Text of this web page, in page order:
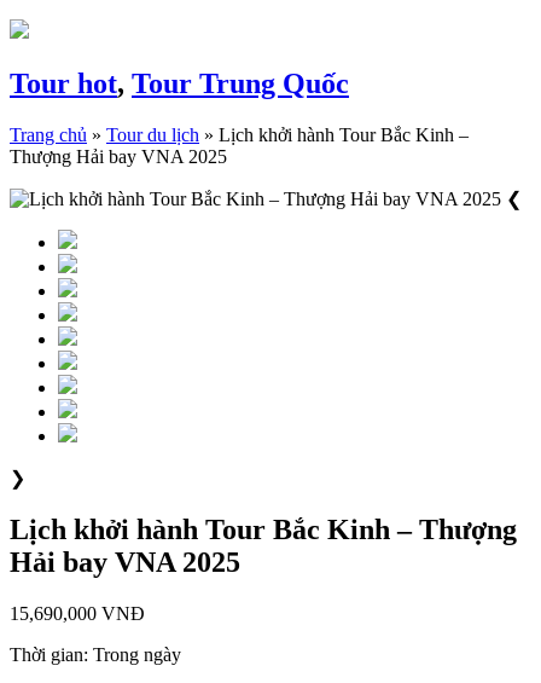
Tour hot, Tour Trung Quốc
Trang chủ » Tour du lịch » Lịch khởi hành Tour Bắc Kinh –
Thượng Hải bay VNA 2025
❮
❯
Lịch khởi hành Tour Bắc Kinh – Thượng
Hải bay VNA 2025
15,690,000 VNĐ
Thời gian: Trong ngày